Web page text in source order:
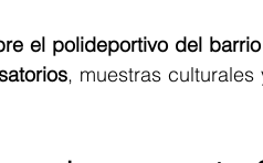
el polideportivo del
, muestras